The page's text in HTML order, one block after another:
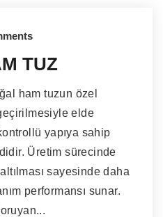
TUZ
ham tuzun özel
elde
yapıya sahip
Üretim sürecinde
sayesinde daha
performansı sunar.